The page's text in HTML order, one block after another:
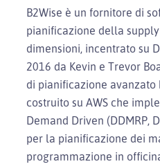
B2Wise è un fornitore di
pianificazione della
dimensioni, incentrato su
2016 da Kevin e Trevor
di pianificazione avanzato
costruito su AWS che
Demand Driven (DDMRP,
per la pianificazione dei
programmazione in